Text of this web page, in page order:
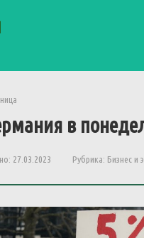
в
27.03.2023 Рубрика: Бизнес и